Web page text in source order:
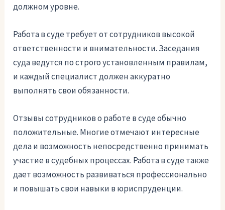
должном уровне.
Работа в суде требует от сотрудников высокой
ответственности и внимательности. Заседания
суда ведутся по строго установленным правилам,
и каждый специалист должен аккуратно
выполнять свои обязанности.
Отзывы сотрудников о работе в суде обычно
положительные. Многие отмечают интересные
дела и возможность непосредственно принимать
участие в судебных процессах. Работа в суде также
дает возможность развиваться профессионально
и повышать свои навыки в юриспруденции.